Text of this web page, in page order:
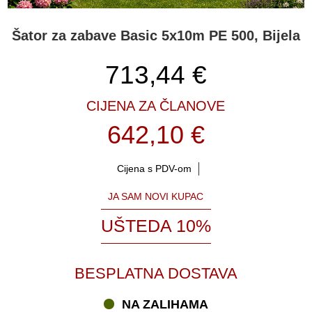
Šator za zabave Basic 5x10m PE 500, Bijela
713,44 €
CIJENA ZA ČLANOVE
642,10 €
Cijena s PDV-om
JA SAM NOVI KUPAC
UŠTEDA 10%
BESPLATNA DOSTAVA
NA ZALIHAMA